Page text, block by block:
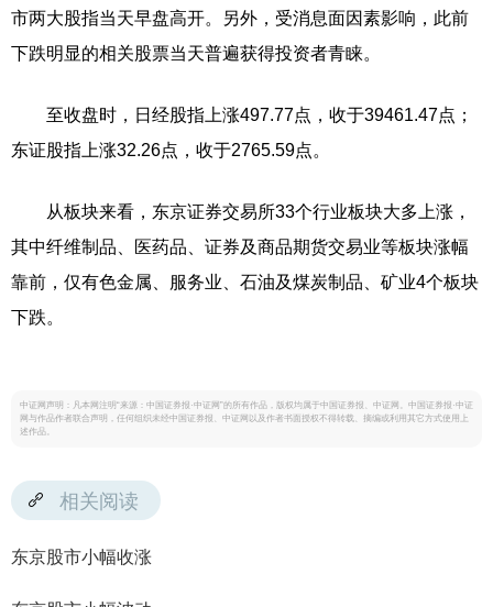
市两大股指当天早盘高开。另外，受消息面因素影响，此前
下跌明显的相关股票当天普遍获得投资者青睐。
至收盘时，日经股指上涨497.77点，收于39461.47点；
东证股指上涨32.26点，收于2765.59点。
从板块来看，东京证券交易所33个行业板块大多上涨，
其中纤维制品、医药品、证券及商品期货交易业等板块涨幅
靠前，仅有色金属、服务业、石油及煤炭制品、矿业4个板块
下跌。
中证网声明：凡本网注明“来源：中国证券报·中证网”的所有作品，版权均属于中国证券报、中证网。中国证券报·中证
网与作品作者联合声明，任何组织未经中国证券报、中证网以及作者书面授权不得转载、摘编或利用其它方式使用上
述作品。
相关阅读
东京股市小幅收涨